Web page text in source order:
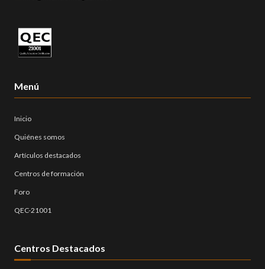
Menú
Inicio
Quiénes somos
Artículos destacados
Centros de formación
Foro
QEC-21001
Centros Destacados